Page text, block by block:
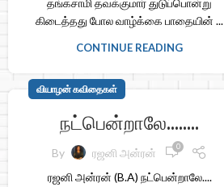
தங்கசாமி தவக்குமார் துடுப்பொன்று
கிடைத்தது போல வாழ்க்கை பாதையின் ...
CONTINUE READING
வியாழன் கவிதைகள்
நட்பென்றாலே……..
By ரஜனி அன்ரன் 0
ரஜனி அன்ரன் (B.A) நட்பென்றாலே....